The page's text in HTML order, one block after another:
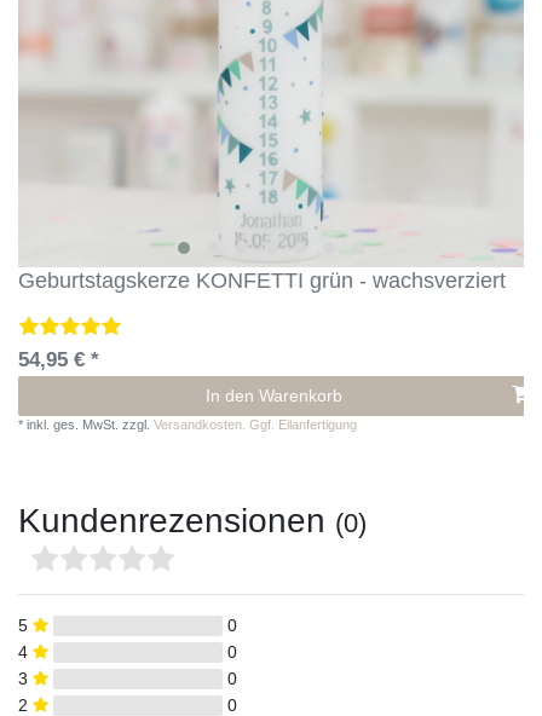
Geburtstagskerze KONFETTI grün - wachsverziert
54,95 € *
In den Warenkorb
* inkl. ges. MwSt. zzgl. Versandkosten. Ggf. Eilanfertigung
Kundenrezensionen (0)
5
0
4
0
3
0
2
0